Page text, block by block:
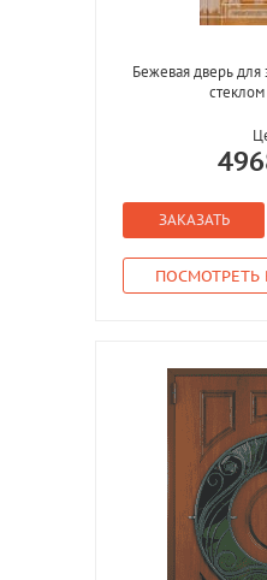
Бежевая дверь для
ЗАКАЗАТЬ
ПОСМОТРЕТЬ